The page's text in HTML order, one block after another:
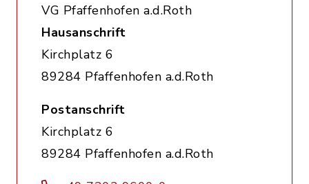
VG Pfaffenhofen a.d.Roth
Hausanschrift
Kirchplatz 6
89284 Pfaffenhofen a.d.Roth
Postanschrift
Kirchplatz 6
89284 Pfaffenhofen a.d.Roth